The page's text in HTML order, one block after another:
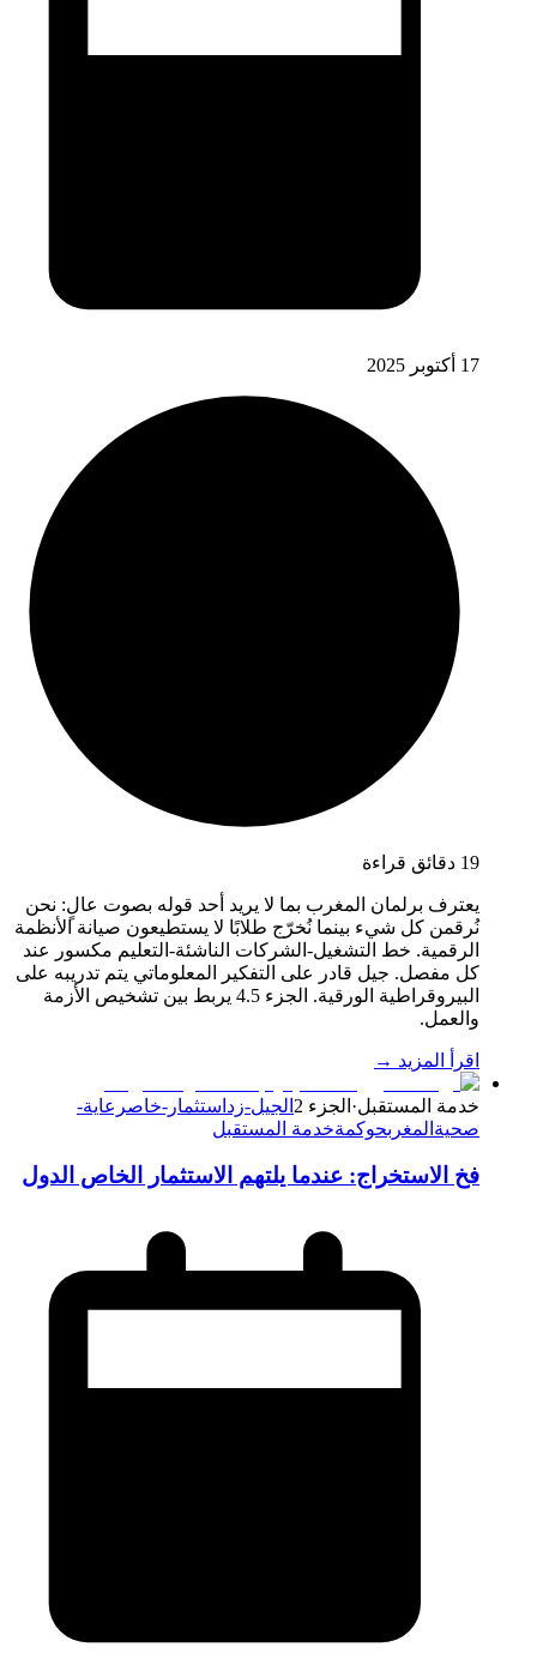
17 أكتوبر 2025
19 دقائق قراءة
يعترف برلمان المغرب بما لا يريد أحد قوله بصوت عالٍ: نحن
نُرقمن كل شيء بينما نُخرّج طلابًا لا يستطيعون صيانة الأنظمة
الرقمية. خط التشغيل-الشركات الناشئة-التعليم مكسور عند
كل مفصل. جيل قادر على التفكير المعلوماتي يتم تدريبه على
البيروقراطية الورقية. الجزء 4.5 يربط بين تشخيص الأزمة
والعمل.
اقرأ المزيد →
خدمة المستقبل· الجزء 2 الجيل-زد استثمار-خاصرعاية-
صحية المغربحوكمةخدمة المستقبل
فخ الاستخراج: عندما يلتهم الاستثمار الخاص الدول